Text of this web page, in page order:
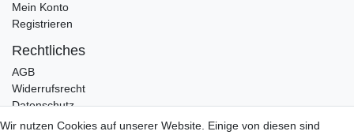
Mein Konto
Registrieren
Rechtliches
AGB
Widerrufsrecht
Datenschutz
Impressum
Wir nutzen Cookies auf unserer Website. Einige von diesen sind